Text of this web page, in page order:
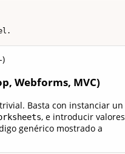
Webforms, MVC)
Basta con instanciar un
, e introducir valores
genérico mostrado a